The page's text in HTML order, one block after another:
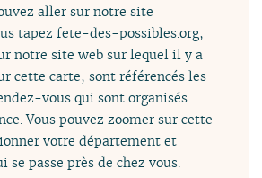
aller sur notre site
tapez fete-des-possibles.org,
notre site web sur lequel il y a
cette carte, sont référencés les
vous qui sont organisés
Vous pouvez zoomer sur cette
votre département et
se passe près de chez vous.